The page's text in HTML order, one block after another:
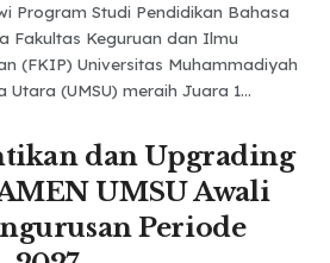
Program Studi Pendidikan Bahasa
Fakultas Keguruan dan Ilmu
(FKIP) Universitas Muhammadiyah
Utara (UMSU) meraih Juara 1...
dan Upgrading
UMSU Awali
Periode